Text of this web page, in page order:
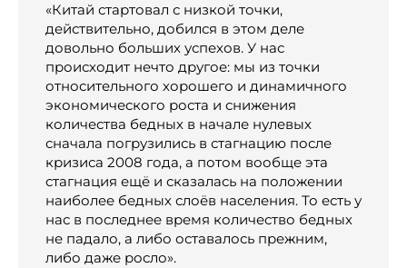
«Китай стартовал с низкой точки,
действительно, добился в этом деле
довольно больших успехов. У нас
происходит нечто другое: мы из точки
относительного хорошего и динамичного
экономического роста и снижения
количества бедных в начале нулевых
сначала погрузились в стагнацию после
кризиса 2008 года, а потом вообще эта
стагнация ещё и сказалась на положении
наиболее бедных слоёв населения. То есть у
нас в последнее время количество бедных
не падало, а либо оставалось прежним,
либо даже росло».